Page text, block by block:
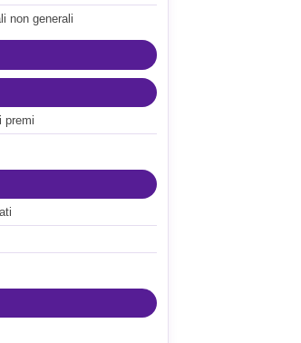
non generali
premi